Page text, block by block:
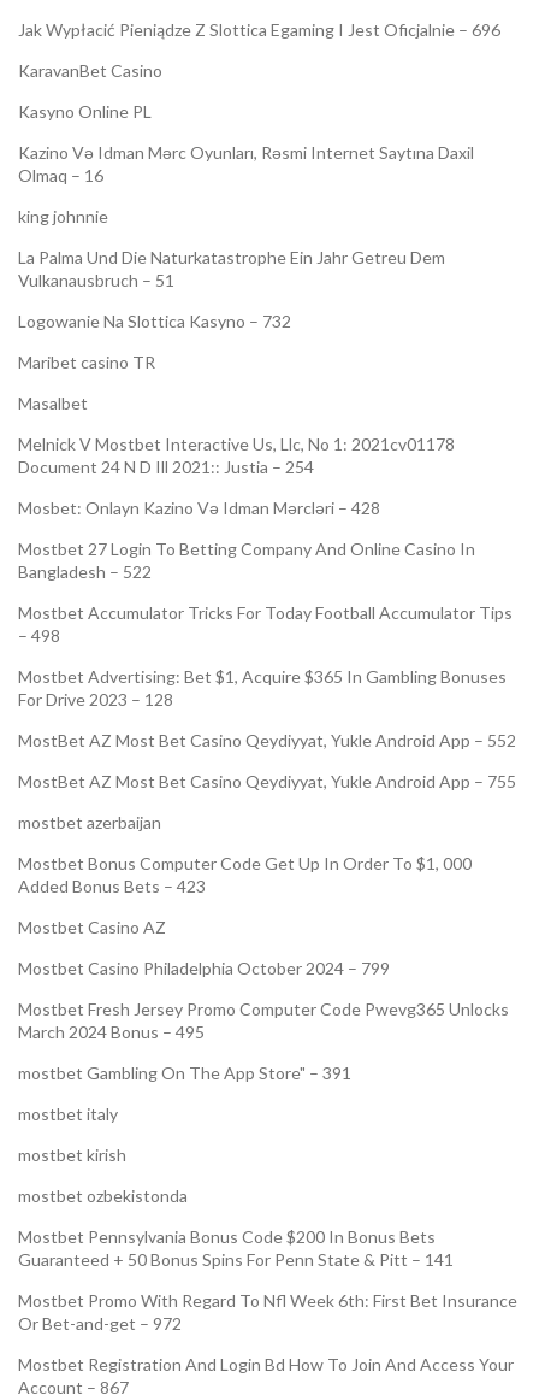
Jak Wypłacić Pieniądze Z Slottica Egaming I Jest Oficjalnie – 696
KaravanBet Casino
Kasyno Online PL
Kazino Və Idman Mərc Oyunları, Rəsmi Internet Saytına Daxil
Olmaq – 16
king johnnie
La Palma Und Die Naturkatastrophe Ein Jahr Getreu Dem
Vulkanausbruch – 51
Logowanie Na Slottica Kasyno – 732
Maribet casino TR
Masalbet
Melnick V Mostbet Interactive Us, Llc, No 1: 2021cv01178
Document 24 N D Ill 2021:: Justia – 254
Mosbet: Onlayn Kazino Və Idman Mərcləri – 428
Mostbet 27 Login To Betting Company And Online Casino In
Bangladesh – 522
Mostbet Accumulator Tricks For Today Football Accumulator Tips
– 498
Mostbet Advertising: Bet $1, Acquire $365 In Gambling Bonuses
For Drive 2023 – 128
MostBet AZ Most Bet Casino Qeydiyyat, Yukle Android App – 552
MostBet AZ Most Bet Casino Qeydiyyat, Yukle Android App – 755
mostbet azerbaijan
Mostbet Bonus Computer Code Get Up In Order To $1, 000
Added Bonus Bets – 423
Mostbet Casino AZ
Mostbet Casino Philadelphia October 2024 – 799
Mostbet Fresh Jersey Promo Computer Code Pwevg365 Unlocks
March 2024 Bonus – 495
‎mostbet Gambling On The App Store" – 391
mostbet italy
mostbet kirish
mostbet ozbekistonda
Mostbet Pennsylvania Bonus Code $200 In Bonus Bets
Guaranteed + 50 Bonus Spins For Penn State & Pitt – 141
Mostbet Promo With Regard To Nfl Week 6th: First Bet Insurance
Or Bet-and-get – 972
Mostbet Registration And Login Bd How To Join And Access Your
Account – 867